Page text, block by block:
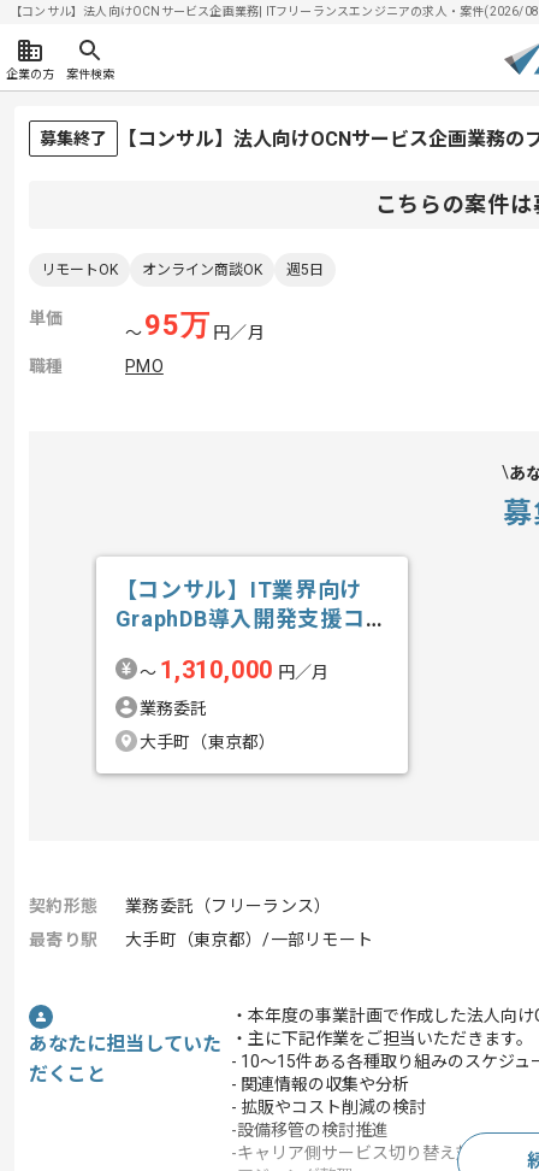
【コンサル】法人向けOCNサービス企画業務| ITフリーランスエンジニアの求人・案件(2026/
企業の方 案件検索
募集終了 【コンサル】法人向けOCNサービス企画業務の
こちらの案件
リモートOK オンライン商談OK 週5日
単価
〜95万 円／月
職種
PMO
あ
【コンサル】IT業界向け
GraphDB導入開発支援コン
〜 1,310,000 円／月
業務委託
大手町（東京都）
契約形態
業務委託（フリーランス）
最寄り駅
大手町（東京都）/一部リモート
あなたに担当していた
だくこと
・本年度の事業計画で作成した法人向
・主に下記作業をご担当いただきます。
- 10～15件ある各種取り組みのスケジュ
- 関連情報の収集や分析
- 拡販やコスト削減の検討
-設備移管の検討推進
-キャリア側サービス切り替え対応